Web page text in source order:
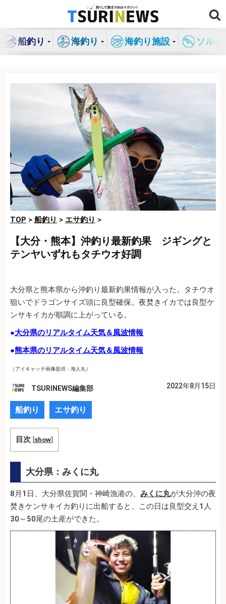
ン
船釣り 海釣り 海釣り施設 ソル
TOP > 船釣り > エサ釣り >
【大分・熊本】沖釣り最新釣果 ジギングと
テンヤいずれもタチウオ好調
大分県と熊本県から沖釣り最新釣果情報が入った。タチウオ
狙いでドラゴンサイズ頭に良型確保。夜焚きイカでは良型ケ
ンサキイカが順調に上がっている。
●大分県のリアルタイム天気＆風波情報
●熊本県のリアルタイム天気＆風波情報
（アイキャッチ画像提供：海人丸）
TSURINEWS編集部 2022年8月15日
船釣り エサ釣り
目次 [show]
大分県：みくに丸
8月1日、大分県佐賀関・神崎漁港の、 みくに丸が大分沖の夜
焚きケンサキイカ釣りに出船すると、この日は良型交え1人
30～50尾の土産ができた。